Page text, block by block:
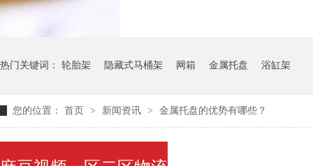
热门关键词： 轮胎架 隐藏式马桶架 网箱 金属托盘 浴缸架
您的位置： 首页 > 新闻资讯 > 金属托盘的优势有哪些？